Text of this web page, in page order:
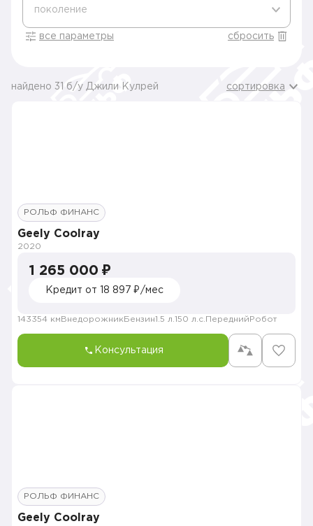
поколение
все параметры сбросить
найдено 31 б/у Джили Кулрей сортировка
РОЛЬФ ФИНАНС
Geely Coolray
2020
1 265 000 ₽
Кредит от 18 897 ₽/мес
143354 км Внедорожник Бензин1.5 л. 150 л.с. Передний Робот
Консультация
РОЛЬФ ФИНАНС
Geely Coolray